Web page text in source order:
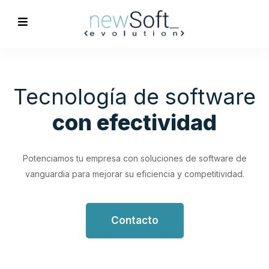
Optimización de
Procesos
trabajo.